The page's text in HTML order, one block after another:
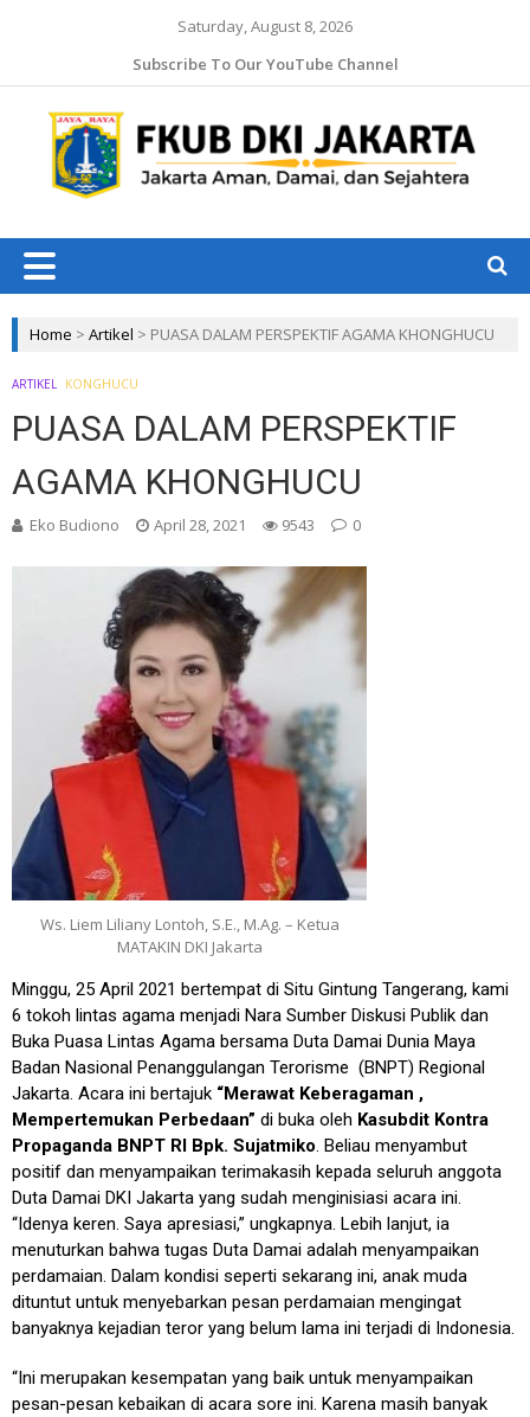
Saturday, August 8, 2026
Subscribe To Our YouTube Channel
Home > Artikel > PUASA DALAM PERSPEKTIF AGAMA KHONGHUCU
ARTIKEL KONGHUCU
PUASA DALAM PERSPEKTIF
AGAMA KHONGHUCU
Eko Budiono April 28, 2021 9543 0
Ws. Liem Liliany Lontoh, S.E., M.Ag. – Ketua
MATAKIN DKI Jakarta
Minggu, 25 April 2021 bertempat di Situ Gintung Tangerang, kami
6 tokoh lintas agama menjadi Nara Sumber Diskusi Publik dan
Buka Puasa Lintas Agama bersama Duta Damai Dunia Maya
Badan Nasional Penanggulangan Terorisme (BNPT) Regional
Jakarta. Acara ini bertajuk “Merawat Keberagaman ,
Mempertemukan Perbedaan” di buka oleh Kasubdit Kontra
Propaganda BNPT RI Bpk. Sujatmiko. Beliau menyambut
positif dan menyampaikan terimakasih kepada seluruh anggota
Duta Damai DKI Jakarta yang sudah menginisiasi acara ini.
“Idenya keren. Saya apresiasi,” ungkapnya. Lebih lanjut, ia
menuturkan bahwa tugas Duta Damai adalah menyampaikan
perdamaian. Dalam kondisi seperti sekarang ini, anak muda
dituntut untuk menyebarkan pesan perdamaian mengingat
banyaknya kejadian teror yang belum lama ini terjadi di Indonesia.
“Ini merupakan kesempatan yang baik untuk menyampaikan
pesan-pesan kebaikan di acara sore ini. Karena masih banyak